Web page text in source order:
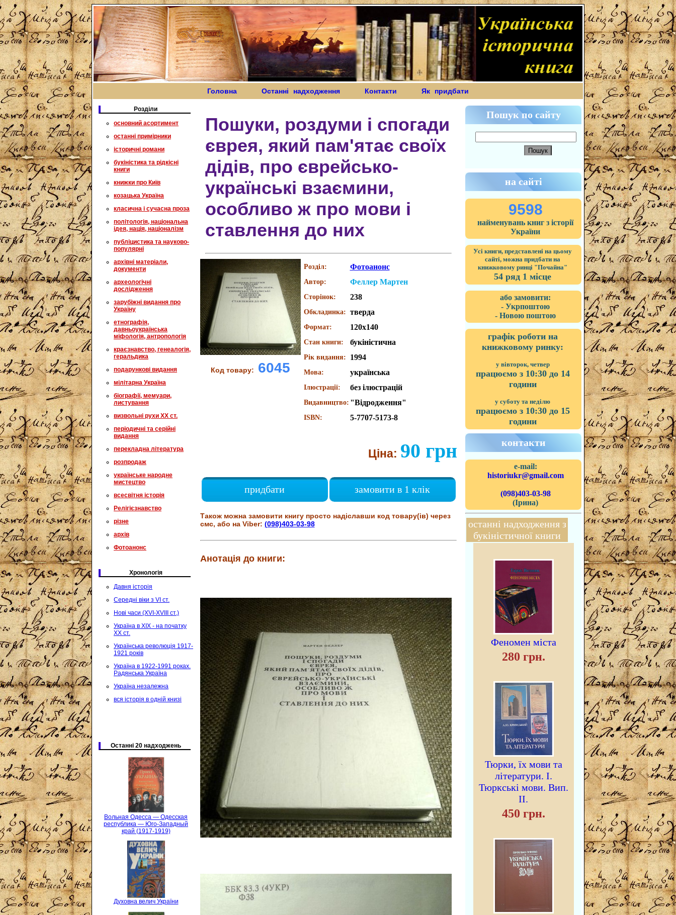
Головна Останні надходження Контакти Як придбати
Розділи
основний асортимент
останні примірники
історичні романи
букіністика та рідкісні
книги
книжки про Київ
козацька Україна
класична і сучасна проза
політологія, національна
ідея, нація, націоналізм
публіцистика та науково-
популярні
архівні матеріали,
документи
археологічні
дослідження
зарубіжні видання про
Україну
етнографія,
давньоукраїнська
міфологія, антропологія
краєзнавство, генеалогія,
геральдика
подарункові видання
мілітарна Україна
біографії, мемуари,
листування
визвольні рухи XX ст.
періодичні та серійні
видання
перекладна література
розпродаж
українське народне
мистецтво
всесвітня історія
Релігієзнавство
різне
архів
Фотоанонс
Хронологія
Давня історія
Середні віки з VI ст.
Нові часи (XVI-XVIII ст.)
Україна в XIX - на початку
XX ст.
Українська революція 1917-
1921 років
Україна в 1922-1991 роках.
Радянська Україна
Україна незалежна
вся історія в одній книзі
Останні 20 надходжень
Вольная Одесса — Одесская
республика — Юго-Западный
край (1917-1919)
Духовна велич України
Пошуки, роздуми і спогади
єврея, який пам'ятає своїх
дідів, про єврейсько-
українські взаємини,
особливо ж про мови і
ставлення до них
Код товару: 6045
Розділ: Фотоанонс
Автор: Феллер Мартен
Сторінок: 238
Обкладинка: тверда
Формат: 120х140
Стан книги: букіністична
Рік видання: 1994
Мова: українська
Ілюстрації: без ілюстрацій
Видавництво: "Відродження"
ISBN: 5-7707-5173-8
Ціна: 90 грн
придбати замовити в 1 клік
Також можна замовити книгу просто надіславши код товару(ів) через
смс, або на Viber: (098)403-03-98
Анотація до книги:
Пошук по сайту
на сайті
9598
найменувань книг з історії
України
Усі книги, представлені на цьому
сайті, можна придбати на
книжковому ринці "Почайна"
54 ряд 1 місце
або замовити:
- Укрпоштою
- Новою поштою
графік роботи на
книжковому ринку:
у вівторок, четвер
працюємо з 10:30 до 14
години
у суботу та неділю
працюємо з 10:30 до 15
години
контакти
e-mail:
historiukr@gmail.com
(098)403-03-98
(Ірина)
останні надходження з
букіністичної книги
Феномен міста
280 грн.
Тюрки, їх мови та
літератури. I.
Тюркські мови. Вип.
II.
450 грн.